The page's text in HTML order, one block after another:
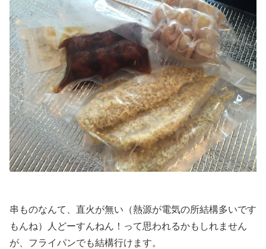
串ものなんて、直火が無い（熱源が電気の所結構多いです
もんね）人どーすんねん！って思われるかもしれません
が、フライパンでも結構行けます。